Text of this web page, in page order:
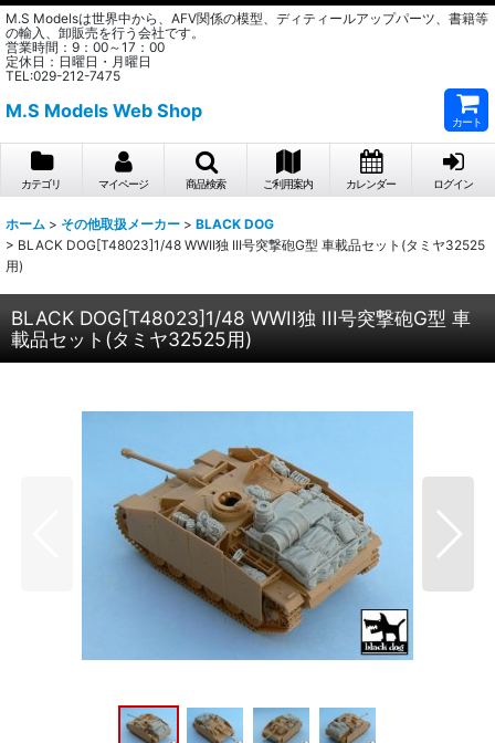
M.S Modelsは世界中から、AFV関係の模型、ディティールアップパーツ、書籍等
の輸入、卸販売を行う会社です。
営業時間：9：00～17：00
定休日：日曜日・月曜日
TEL:029-212-7475
M.S Models Web Shop
カート
カテゴリ マイページ 商品検索 ご利用案内 カレンダー ログイン
ホーム > その他取扱メーカー > BLACK DOG
> BLACK DOG[T48023]1/48 WWII独 III号突撃砲G型 車載品セット(タミヤ32525
用)
BLACK DOG[T48023]1/48 WWII独 III号突撃砲G型 車
載品セット(タミヤ32525用)